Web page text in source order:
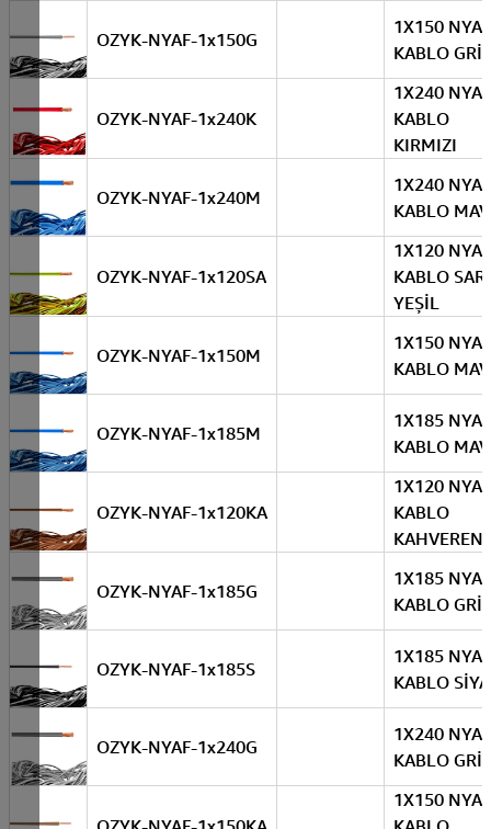
OZYK-NYAF-1x150G
1X150 NYAF
KABLO GRİ
OZYK-NYAF-1x240K
1X240 NYAF
KABLO
KIRMIZI
OZYK-NYAF-1x240M
1X240 NYAF
KABLO
OZYK-NYAF-1x120SA
1X120 NYAF
KABLO
YEŞİL
OZYK-NYAF-1x150M
1X150 NYAF
KABLO
OZYK-NYAF-1x185M
1X185 NYAF
KABLO
OZYK-NYAF-1x120KA
1X120 NYAF
KABLO
OZYK-NYAF-1x185G
1X185 NYAF
KABLO GRİ
OZYK-NYAF-1x185S
1X185 NYAF
KABLO
OZYK-NYAF-1x240G
1X240 NYAF
KABLO GRİ
1X150 NYAF